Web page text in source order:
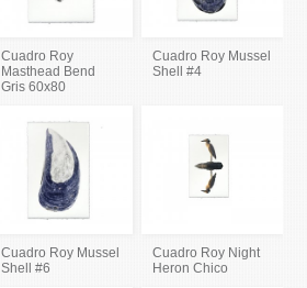
Cuadro Roy
Masthead Bend
Gris 60x80
Cuadro Roy Mussel
Shell #4
Cuadro Roy Mussel
Shell #6
Cuadro Roy Night
Heron Chico